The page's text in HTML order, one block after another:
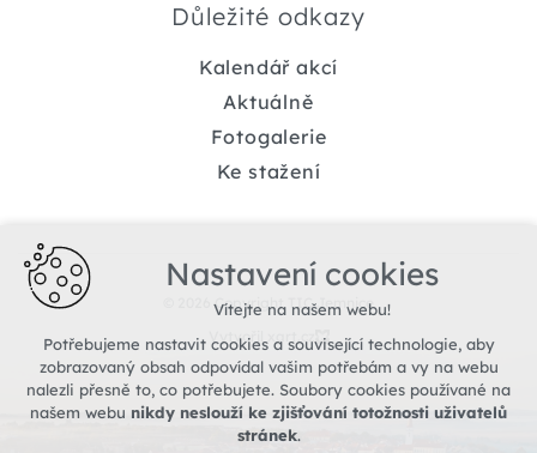
Důležité odkazy
Kalendář akcí
Aktuálně
Fotogalerie
Ke stažení
© 2026 Copyright TIC Jemnice
Vytvořil xart.cz
Nastavení cookies
Vítejte na našem webu!
Potřebujeme nastavit cookies a související technologie, aby
zobrazovaný obsah odpovídal vašim potřebám a vy na webu
nalezli přesně to, co potřebujete. Soubory cookies používané na
našem webu nikdy neslouží ke zjišťování totožnosti uživatelů
stránek.